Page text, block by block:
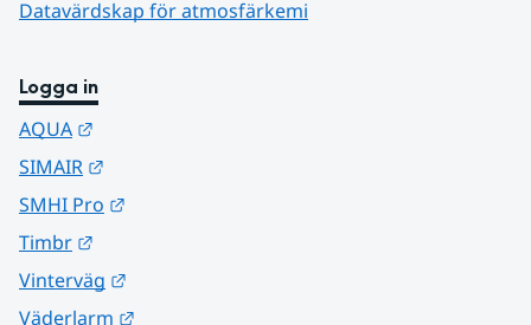
Datavärdskap för atmosfärkemi
Logga in
AQUA
SIMAIR
SMHI Pro
Timbr
Vinterväg
Väderlarm